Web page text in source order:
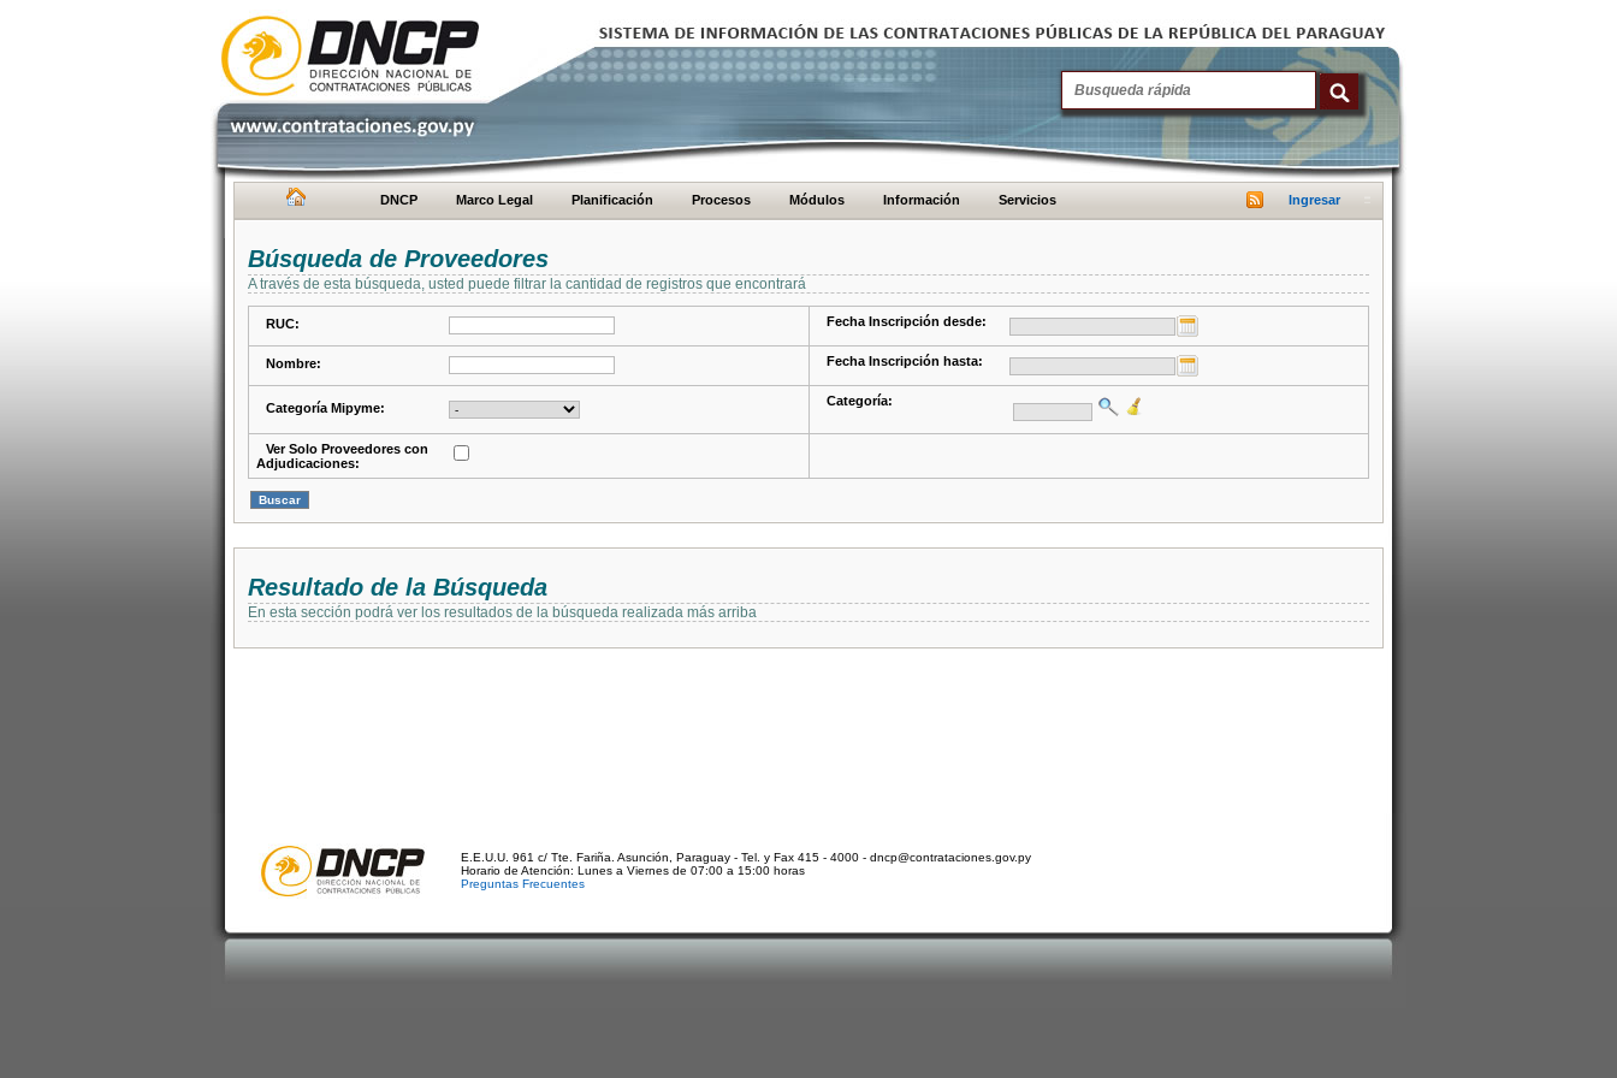
DNCP Marco Legal Planificación Procesos Módulos Información Servicios Ingresar
Búsqueda de Proveedores
A través de esta búsqueda, usted puede filtrar la cantidad de registros que encontrará
RUC: Fecha Inscripción desde:
Nombre: Fecha Inscripción hasta:
Categoría Mipyme: Categoría:
Ver Solo Proveedores con
Adjudicaciones:
Resultado de la Búsqueda
En esta sección podrá ver los resultados de la búsqueda realizada más arriba
E.E.U.U. 961 c/ Tte. Fariña. Asunción, Paraguay - Tel. y Fax 415 - 4000 - dncp@contrataciones.gov.py
Horario de Atención: Lunes a Viernes de 07:00 a 15:00 horas
Preguntas Frecuentes